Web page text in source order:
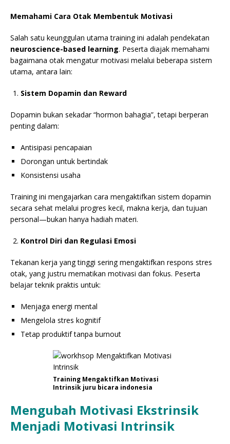
Memahami Cara Otak Membentuk Motivasi
Salah satu keunggulan utama training ini adalah pendekatan
neuroscience-based learning. Peserta diajak memahami
bagaimana otak mengatur motivasi melalui beberapa sistem
utama, antara lain:
Sistem Dopamin dan Reward
Dopamin bukan sekadar “hormon bahagia”, tetapi berperan
penting dalam:
Antisipasi pencapaian
Dorongan untuk bertindak
Konsistensi usaha
Training ini mengajarkan cara mengaktifkan sistem dopamin
secara sehat melalui progres kecil, makna kerja, dan tujuan
personal—bukan hanya hadiah materi.
Kontrol Diri dan Regulasi Emosi
Tekanan kerja yang tinggi sering mengaktifkan respons stres
otak, yang justru mematikan motivasi dan fokus. Peserta
belajar teknik praktis untuk:
Menjaga energi mental
Mengelola stres kognitif
Tetap produktif tanpa burnout
Training Mengaktifkan Motivasi
Intrinsik juru bicara indonesia
Mengubah Motivasi Ekstrinsik
Menjadi Motivasi Intrinsik